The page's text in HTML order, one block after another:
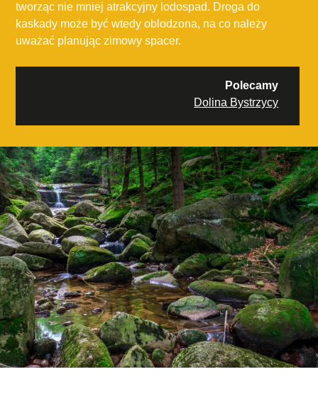
tworząc nie mniej atrakcyjny lodospad. Droga do
kaskady może być wtedy oblodzona, na co należy
uważać planując zimowy spacer.
Polecamy
Dolina Bystrzycy